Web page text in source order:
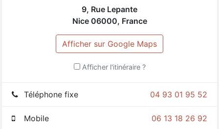
9, Rue Lepante
Nice 06000, France
Afficher sur Google Maps
Afficher l'itinéraire ?
04 93 01 95 52
Téléphone fixe
06 13 18 26 92
Mobile